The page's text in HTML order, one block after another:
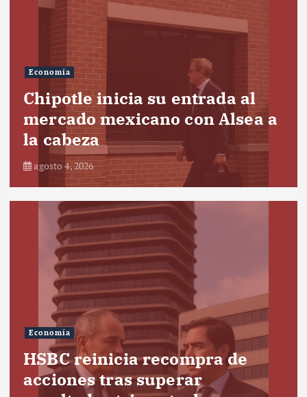
Economía
Chipotle inicia su entrada al
mercado mexicano con Alsea a
la cabeza
agosto 4, 2026
Economía
HSBC reinicia recompra de
acciones tras superar